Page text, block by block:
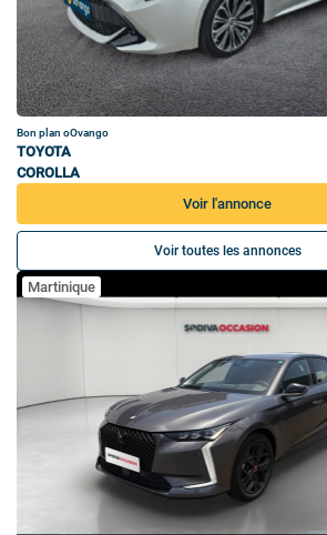
Bon plan oOvango
TOYOTA
COROLLA
Voir l'annonce
Voir toutes les annonces
Martinique